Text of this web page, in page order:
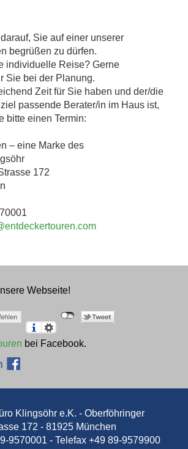
Sie auf einer unserer
begrüßen zu dürfen.
individuelle Reise? Gerne
Sie bei der Planung.
Zeit für Sie haben und der/die
passende Berater/in im Haus ist,
bitte einen Termin:
– eine Marke des
172
Webseite!
bei Facebook.
Klingsöhr e.K. - Oberföhringer
172 - 81925 München
9570001 - Telefax +49 89-9579900